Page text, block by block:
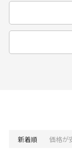
新着順 価格が